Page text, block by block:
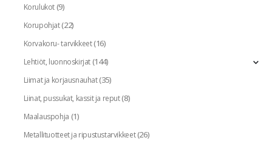
Korulukot(9)
Korupohjat(22)
Korvakoru- tarvikkeet(16)
Lehtiöt, luonnoskirjat(144)
Liimat ja korjausnauhat(35)
Liinat, pussukat, kassit ja reput(8)
Maalauspohja (1)
Metallituotteet ja ripustustarvikkeet(26)